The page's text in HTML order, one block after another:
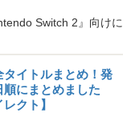
Switch 2』向けに
タイトルまとめ！発
にまとめました
クト】